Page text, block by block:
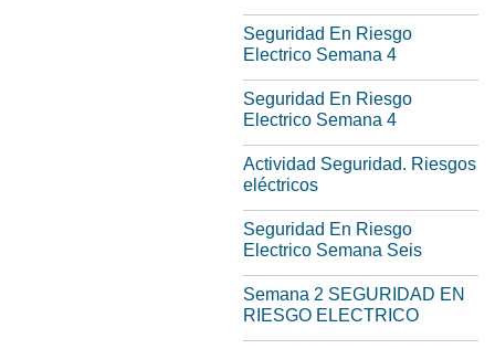
Seguridad En Riesgo
Electrico Semana 4
Seguridad En Riesgo
Electrico Semana 4
Actividad Seguridad. Riesgos
eléctricos
Seguridad En Riesgo
Electrico Semana Seis
Semana 2 SEGURIDAD EN
RIESGO ELECTRICO